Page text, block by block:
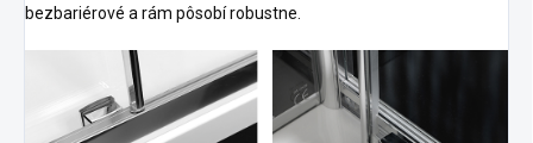
bezbariérové a rám pôsobí robustne.